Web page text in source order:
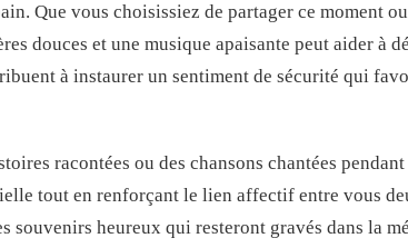
Que vous choisissiez de partager ce moment
douces et une musique apaisante peut aider à
à instaurer un sentiment de sécurité qui
racontées ou des chansons chantées
tout en renforçant le lien affectif entre vous
souvenirs heureux qui resteront gravés dans la